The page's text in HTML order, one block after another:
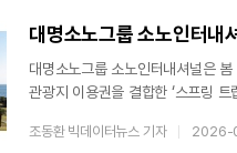
기념사업의 가장 파격적인 대목
아이콘으로
대명소노그룹 소노인터내
대명소노그룹 소노인터내셔널은
관광지 이용권을 결합한 ‘스프링
사우나(소노벨 제주) 혹은 수영장(
조동환 빅데이터뉴스 기자